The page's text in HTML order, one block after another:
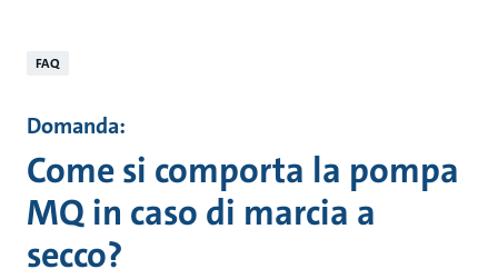
FAQ
Domanda:
Come si comporta la pompa
MQ in caso di marcia a
secco?